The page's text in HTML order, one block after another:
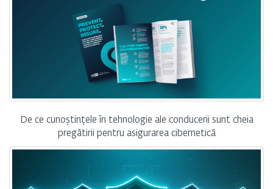
De ce cunoștințele în tehnologie ale conducerii sunt cheia
pregătirii pentru asigurarea cibernetică